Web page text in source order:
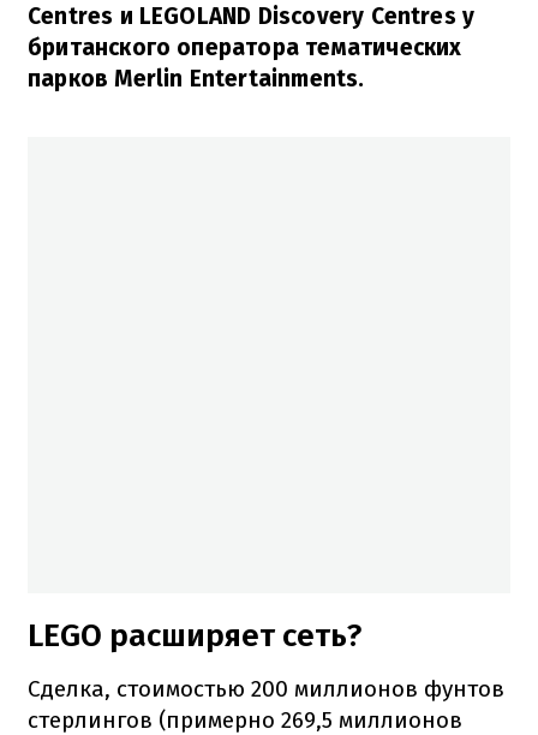
Centres и LEGOLAND Discovery Centres у
британского оператора тематических
парков Merlin Entertainments.
LEGO расширяет сеть?
Сделка, стоимостью 200 миллионов фунтов
стерлингов (примерно 269,5 миллионов